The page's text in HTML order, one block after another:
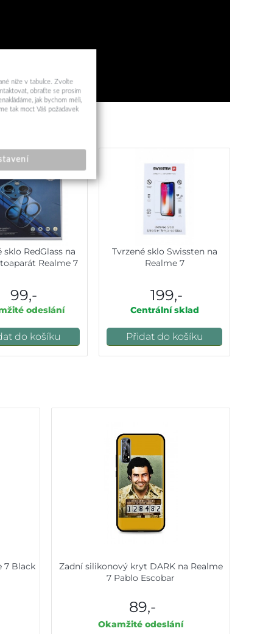
sklo RedGlass na
Realme 7
99,-
odeslání
do košíku
Tvrzené sklo Swissten na
Realme 7
199,-
Centrální sklad
Přidat do košíku
7 Black
Zadní silikonový kryt DARK na Realme
7 Pablo Escobar
89,-
Okamžité odeslání
níže v tabulce. Zvolte
obraťte se prosím
jak bychom měli,
tak moct Váš požadavek